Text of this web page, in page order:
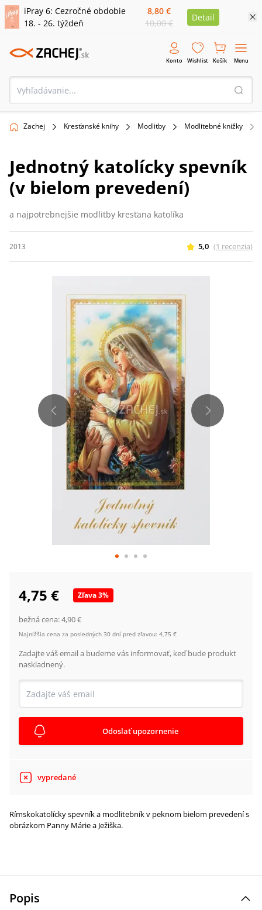
iPray 6: Cezročné obdobie
18. - 26. týždeň
8,80 €
10,00 €
Detail
Konto Wishlist Košík Menu
Zachej Kresťanské knihy Modlitby Modlitebné knižky
Jednotný katolícky spevník
(v bielom prevedení)
a najpotrebnejšie modlitby kresťana katolíka
2013 5,0 (1 recenzia)
4,75 € Zľava3%
bežná cena:4,90 €
Najnižšia cena za posledných 30 dní pred zľavou: 4,75 €
Zadajte váš email a budeme vás informovať, keď bude produkt
naskladnený.
Odoslať upozornenie
vypredané
Rímskokatolícky spevník a modlitebník v peknom bielom prevedení s
obrázkom Panny Márie a Ježiška.
Popis